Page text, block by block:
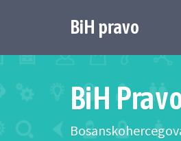
BiH pravo
BiH